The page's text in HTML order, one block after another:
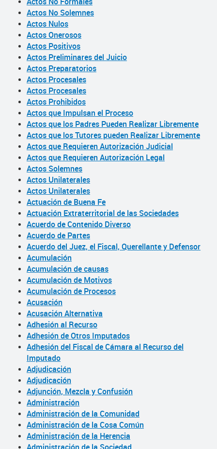
Actos No Solemnes
Actos Nulos
Actos Onerosos
Actos Positivos
Actos Preliminares del Juicio
Actos Preparatorios
Actos Procesales
Actos Procesales
Actos Prohibidos
Actos que Impulsan el Proceso
Actos que los Padres Pueden Realizar Libremente
Actos que los Tutores pueden Realizar Libremente
Actos que Requieren Autorización Judicial
Actos que Requieren Autorización Legal
Actos Solemnes
Actos Unilaterales
Actos Unilaterales
Actuación de Buena Fe
Actuación Extraterritorial de las Sociedades
Acuerdo de Contenido Diverso
Acuerdo de Partes
Acuerdo del Juez, el Fiscal, Querellante y Defensor
Acumulación
Acumulación de causas
Acumulación de Motivos
Acumulación de Procesos
Acusación
Acusación Alternativa
Adhesión al Recurso
Adhesión de Otros Imputados
Adhesión del Fiscal de Cámara al Recurso del
Imputado
Adjudicación
Adjudicación
Adjunción, Mezcla y Confusión
Administración
Administración de la Comunidad
Administración de la Cosa Común
Administración de la Herencia